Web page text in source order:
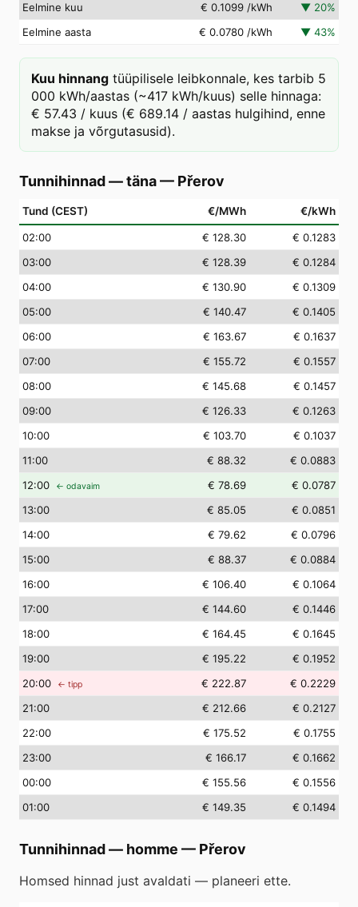
Eelmine kuu
€ 0.1099 /kWh ▼ 20%
Eelmine aasta
€ 0.0780 /kWh ▼ 43%
Kuu hinnang tüüpilisele leibkonnale, kes tarbib 5
000 kWh/aastas (~417 kWh/kuus) selle hinnaga:
€ 57.43 / kuus (€ 689.14 / aastas hulgihind, enne
makse ja võrgutasusid).
Tunnihinnad — täna— Přerov
Tund (CEST) €/MWh €/kWh
02:00 € 128.30
€ 0.1283
03:00 € 128.39
€ 0.1284
04:00 € 130.90
€ 0.1309
05:00 € 140.47
€ 0.1405
06:00 € 163.67
€ 0.1637
07:00 € 155.72
€ 0.1557
08:00 € 145.68
€ 0.1457
09:00 € 126.33
€ 0.1263
10:00 € 103.70
€ 0.1037
11:00 € 88.32
€ 0.0883
12:00 ← odavaim € 78.69
€ 0.0787
13:00 € 85.05
€ 0.0851
14:00 € 79.62
€ 0.0796
15:00 € 88.37
€ 0.0884
16:00 € 106.40
€ 0.1064
17:00 € 144.60
€ 0.1446
18:00 € 164.45
€ 0.1645
19:00 € 195.22
€ 0.1952
20:00 ← tipp € 222.87
€ 0.2229
21:00 € 212.66
€ 0.2127
22:00 € 175.52
€ 0.1755
23:00 € 166.17
€ 0.1662
00:00 € 155.56
€ 0.1556
01:00 € 149.35 € 0.1494
Tunnihinnad — homme — Přerov
Homsed hinnad just avaldati — planeeri ette.